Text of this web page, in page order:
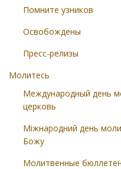
Помните узников
Освобождены
Пресс-релизы
Молитесь
Международный день
церковь
Міжнародний день
Божу
Молитвенные